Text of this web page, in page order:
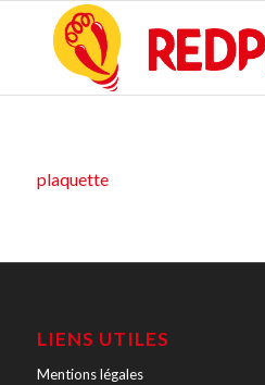
plaquette
LIENS UTILES
Mentions légales